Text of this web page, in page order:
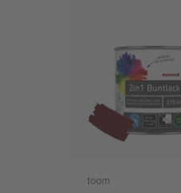
toom